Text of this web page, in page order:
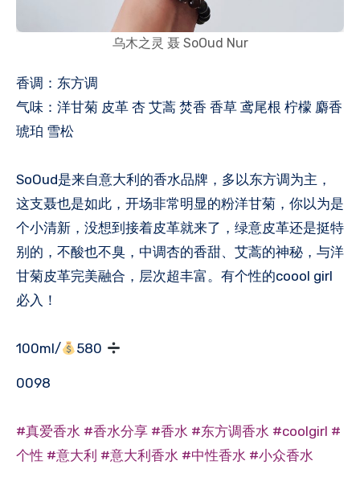
乌木之灵 聂 SoOud Nur
香调：东方调
气味：洋甘菊 皮革 杏 艾蒿 焚香 香草 鸢尾根 柠檬 麝香
琥珀 雪松
SoOud是来自意大利的香水品牌，多以东方调为主，
这支聂也是如此，开场非常明显的粉洋甘菊，你以为是
个小清新，没想到接着皮革就来了，绿意皮革还是挺特
别的，不酸也不臭，中调杏的香甜、艾蒿的神秘，与洋
甘菊皮革完美融合，层次超丰富。有个性的coool girl
必入！
100ml/ 580
0098
#真爱香水 #香水分享 #香水 #东方调香水 #coolgirl #
个性 #意大利 #意大利香水 #中性香水 #小众香水